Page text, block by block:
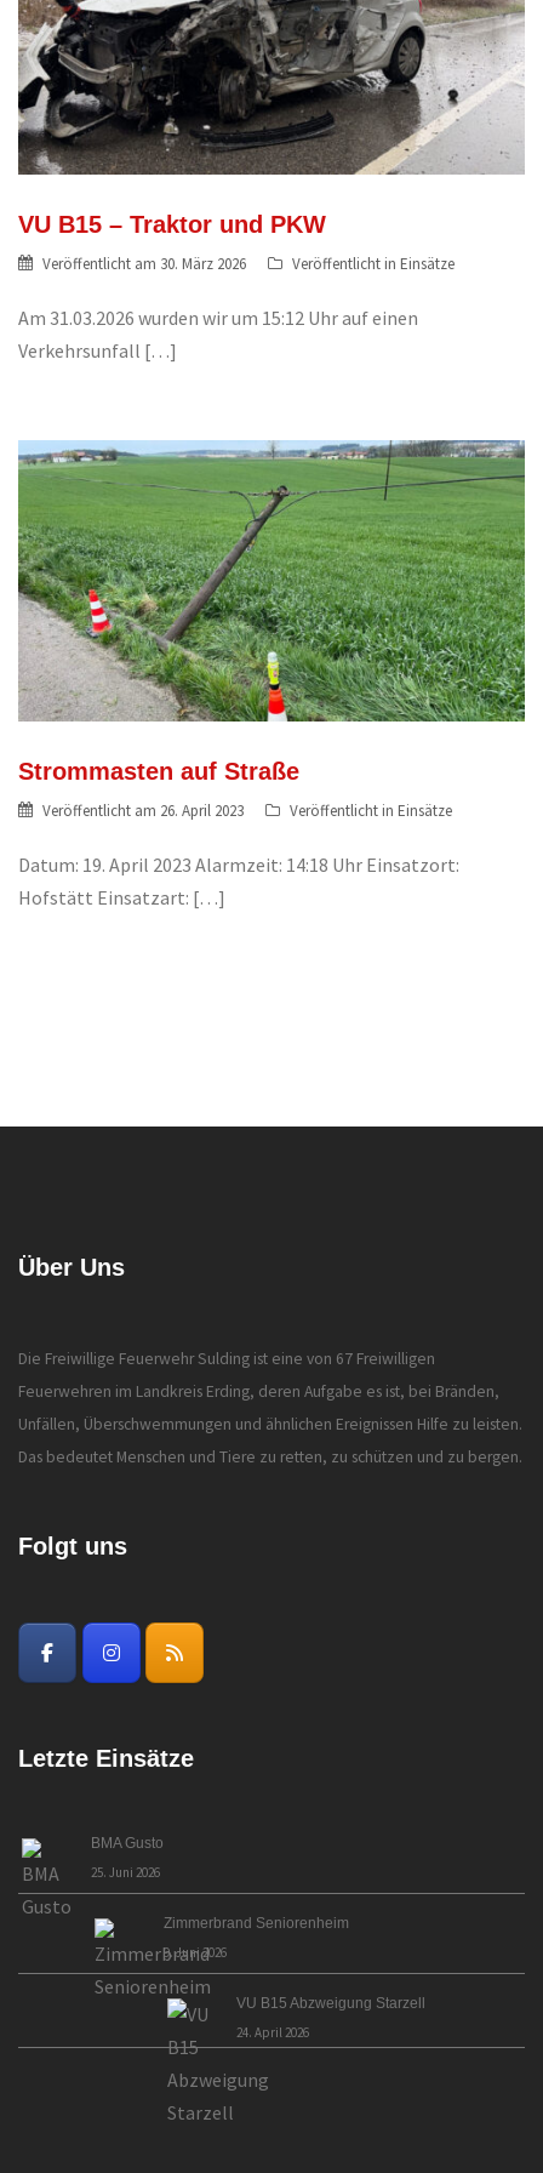
VU B15 – Traktor und PKW
Veröffentlicht am 30. März 2026 Veröffentlicht in Einsätze
Am 31.03.2026 wurden wir um 15:12 Uhr auf einen
Verkehrsunfall […]
Strommasten auf Straße
Veröffentlicht am 26. April 2023 Veröffentlicht in Einsätze
Datum: 19. April 2023 Alarmzeit: 14:18 Uhr Einsatzort:
Hofstätt Einsatzart: […]
Über Uns
Die Freiwillige Feuerwehr Sulding ist eine von 67 Freiwilligen
Feuerwehren im Landkreis Erding, deren Aufgabe es ist, bei Bränden,
Unfällen, Überschwemmungen und ähnlichen Ereignissen Hilfe zu leisten.
Das bedeutet Menschen und Tiere zu retten, zu schützen und zu bergen.
Folgt uns
Letzte Einsätze
BMA Gusto
25. Juni 2026
Zimmerbrand Seniorenheim
9. Juni 2026
VU B15 Abzweigung Starzell
24. April 2026